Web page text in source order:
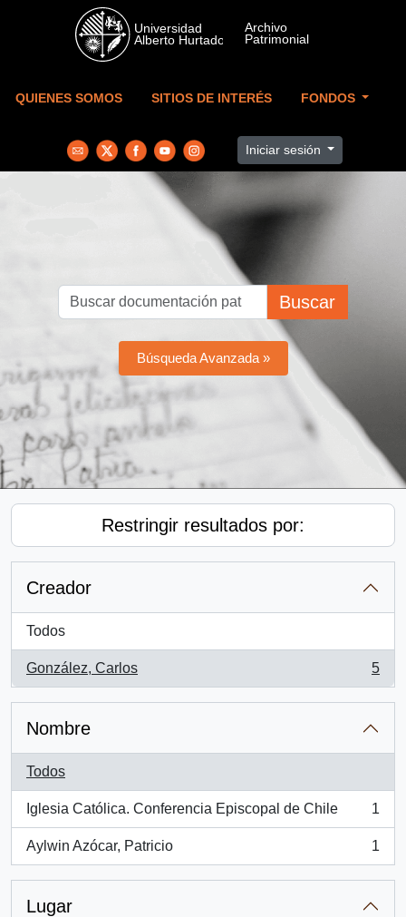
Skip to main content
QUIENES SOMOS SITIOS DE INTERÉS FONDOS
Iniciar sesión
Buscar
Búsqueda Avanzada »
Restringir resultados por:
Creador
Todos
González, Carlos
, 5 resultados
5
Nombre
Todos
Iglesia Católica. Conferencia Episcopal de Chile
, 1 resultados
1
Aylwin Azócar, Patricio
, 1 resultados
1
Lugar